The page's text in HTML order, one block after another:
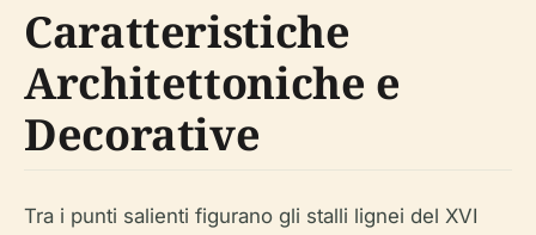
Caratteristiche
Architettoniche e
Decorative
Tra i punti salienti figurano gli stalli lignei del XVI